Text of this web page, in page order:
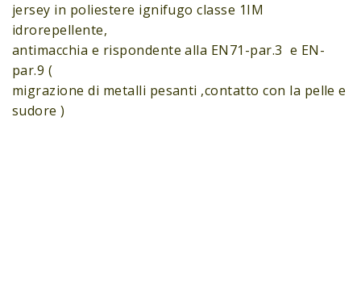
jersey in poliestere ignifugo classe 1IM
idrorepellente,
antimacchia e rispondente alla EN71-par.3 e EN-
par.9 (
migrazione di metalli pesanti ,contatto con la pelle e
sudore )